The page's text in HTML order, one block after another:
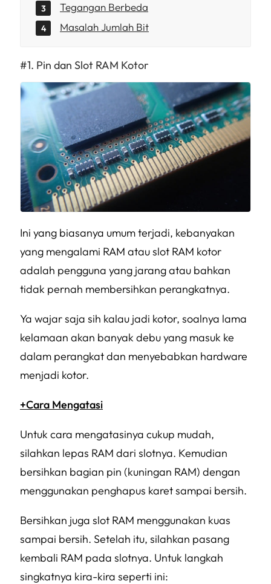
Tegangan Berbeda
Masalah Jumlah Bit
Pin dan Slot RAM Kotor
Ini yang biasanya umum terjadi, kebanyakan
yang mengalami RAM atau slot RAM kotor
adalah pengguna yang jarang atau bahkan
tidak pernah membersihkan perangkatnya.
Ya wajar saja sih kalau jadi kotor, soalnya lama
kelamaan akan banyak debu yang masuk ke
dalam perangkat dan menyebabkan hardware
menjadi kotor.
+Cara Mengatasi
Untuk cara mengatasinya cukup mudah,
silahkan lepas RAM dari slotnya. Kemudian
bersihkan bagian pin (kuningan RAM) dengan
menggunakan penghapus karet sampai bersih.
Bersihkan juga slot RAM menggunakan kuas
sampai bersih. Setelah itu, silahkan pasang
kembali RAM pada slotnya. Untuk langkah
singkatnya kira-kira seperti ini: